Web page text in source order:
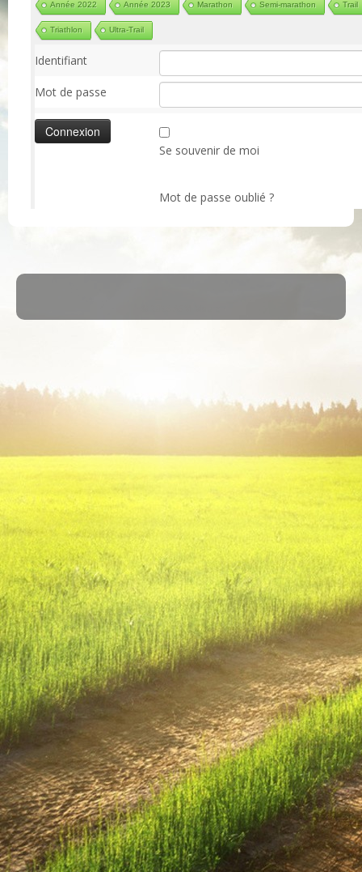
Année 2022 Année 2023 Marathon Semi-marathon Trail
Triathlon Ultra-Trail
Identifiant
Mot de passe
Se souvenir de moi
Mot de passe oublié ?